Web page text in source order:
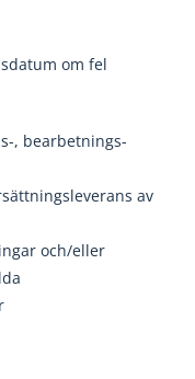
om fel
-, bearbetnings-
av
och/eller